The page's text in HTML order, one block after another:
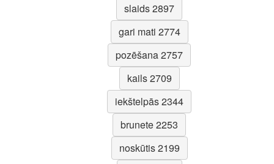
slaids 2897
gari mati 2774
pozēšana 2757
kails 2709
iekštelpās 2344
brunete 2253
noskūtis 2199